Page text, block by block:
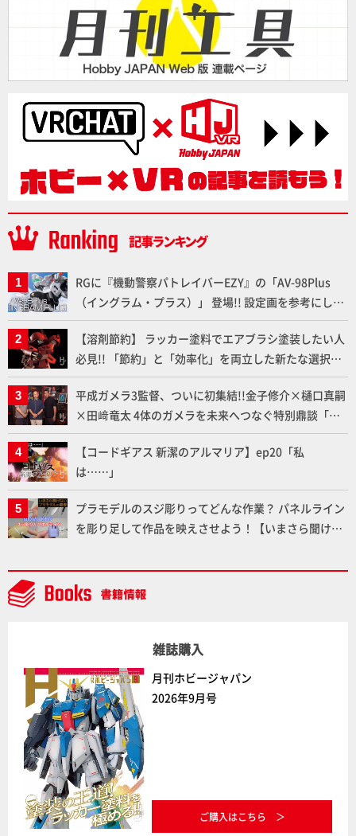
RGに『機動警察パトレイバーEZY』の「AV-98Plus
（イングラム・プラス）」 登場!! 設定画を参考にした
細部のディテールアップやハンドパーツの改造で印象
的なシーンを再現!!
【溶剤節約】 ラッカー塗料でエアブラシ塗装したい人
必見!! 「節約」と「効率化」を両立した新たな選択肢
「カートリッジ式エアーブラシ FLYER-SR2」の使い心
地を「HG ブルーティッシュドッグ」で検証！
平成ガメラ3監督、ついに初集結!!金子修介×樋口真嗣
×田﨑竜太 4体のガメラを未来へつなぐ特別鼎談「ガ
メラ永久保存化プロジェクト FINAL」
【コードギアス 新潔のアルマリア】ep20「私
は……」
プラモデルのスジ彫りってどんな作業？ パネルライン
を彫り足して作品を映えさせよう！【いまさら聞けな
雑誌購入
月刊ホビージャパン
2026年9月号
ご購入はこちら